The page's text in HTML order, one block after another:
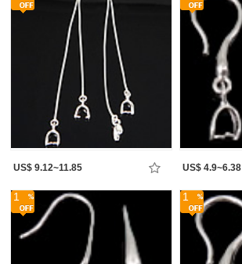
US$ 9.12~11.85 US$ 4.9~6.38
1 1